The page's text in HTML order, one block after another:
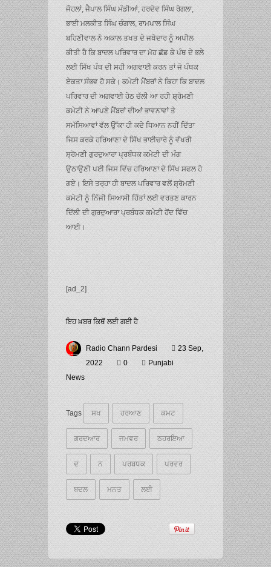
ਜੌਹਲਾਂ, ਜੈਪਾਲ ਸਿੰਘ ਮੰਡੀਆਂ, ਹਰਦੇਵ ਸਿੰਘ ਰੋਗਲਾ,
ਭਾਈ ਮਲਕੀਤ ਸਿੰਘ ਚੰਗਾਲ, ਰਾਮਪਾਲ ਸਿੰਘ
ਬਹਿਣੀਵਾਲ ਨੇ ਅਕਾਲ ਤਖਤ ਦੇ ਜਥੇਦਾਰ ਨੂੰ ਅਪੀਲ
ਕੀਤੀ ਹੈ ਕਿ ਬਾਦਲ ਪਰਿਵਾਰ ਦਾ ਮੋਹ ਛੱਡ ਕੇ ਪੰਥ ਦੇ ਭਲੇ
ਲਈ ਸਿੱਖ ਪੰਥ ਦੀ ਸਹੀ ਅਗਵਾਈ ਕਰਨ ਤਾਂ ਜੋ ਪੰਥਕ
ਏਕਤਾ ਸੰਭਵ ਹੋ ਸਕੇ। ਕਮੇਟੀ ਮੈਂਬਰਾਂ ਨੇ ਕਿਹਾ ਕਿ ਬਾਦਲ
ਪਰਿਵਾਰ ਦੀ ਅਗਵਾਈ ਹੇਠ ਚੱਲੀ ਆ ਰਹੀ ਸ਼੍ਰੋਮਣੀ
ਕਮੇਟੀ ਨੇ ਆਪਣੇ ਮੈਂਬਰਾਂ ਦੀਆਂ ਭਾਵਨਾਵਾਂ ਤੇ
ਸਮੱਸਿਆਵਾਂ ਵੱਲ ਉੱਕਾ ਹੀ ਕਦੇ ਧਿਆਨ ਨਹੀਂ ਦਿੱਤਾ
ਜਿਸ ਕਰਕੇ ਹਰਿਆਣਾ ਦੇ ਸਿੱਖ ਭਾਈਚਾਰੇ ਨੂੰ ਵੱਖਰੀ
ਸ਼੍ਰੋਮਣੀ ਗੁਰਦੁਆਰਾ ਪ੍ਰਬੰਧਕ ਕਮੇਟੀ ਦੀ ਮੰਗ
ਉਠਾਉਣੀ ਪਈ ਜਿਸ ਵਿੱਚ ਹਰਿਆਣਾ ਦੇ ਸਿੱਖ ਸਫਲ ਹੋ
ਗਏ। ਇਸੇ ਤਰ੍ਹਾ ਹੀ ਬਾਦਲ ਪਰਿਵਾਰ ਵਲੋਂ ਸ਼੍ਰੋਮਣੀ
ਕਮੇਟੀ ਨੂੰ ਨਿੱਜੀ ਸਿਆਸੀ ਹਿੱਤਾਂ ਲਈ ਵਰਤਣ ਕਾਰਨ
ਦਿੱਲੀ ਦੀ ਗੁਰਦੁਆਰਾ ਪ੍ਰਬੰਧਕ ਕਮੇਟੀ ਹੋਂਦ ਵਿੱਚ
ਆਈ।
[ad_2]
ਇਹ ਖ਼ਬਰ ਕਿਥੋਂ ਲਈ ਗਈ ਹੈ
Radio Chann Pardesi
23 Sep,
2022
0
Punjabi
News
Tags ਸਖ ਹਰਆਣ ਕਮਟ
ਗਰਦਆਰ ਜਮਵਰ ਠਹਰਇਆ
ਦ ਨ ਪਰਬਧਕ ਪਰਵਰ
ਬਦਲ ਮਨਤ ਲਈ